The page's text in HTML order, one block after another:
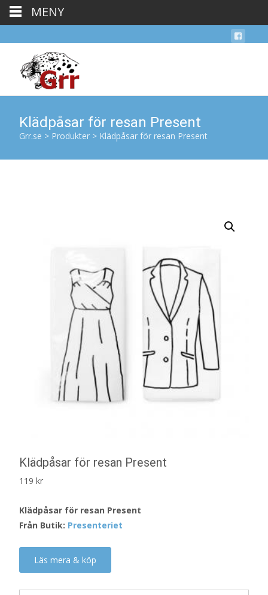
Klädpåsar för resan Present
Grr.se > Produkter > Klädpåsar för resan Present
Klädpåsar för resan Present
119 kr
Klädpåsar för resan Present
Från Butik: Presenteriet
Läs mera & köp
MENY